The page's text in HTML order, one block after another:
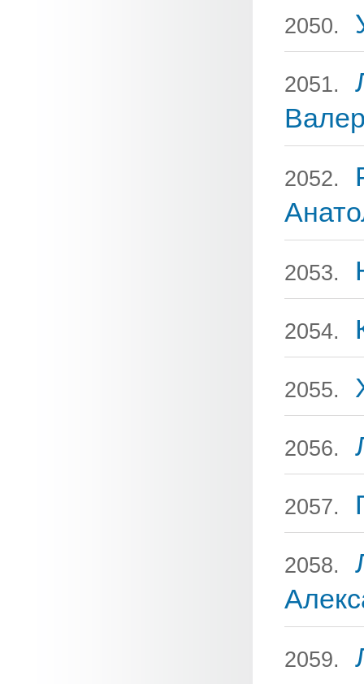
2050.
2051.
2052.
2053.
2054.
2055.
2056.
2057.
2058.
2059.